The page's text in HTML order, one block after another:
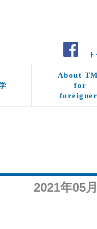
About
for
2021年05